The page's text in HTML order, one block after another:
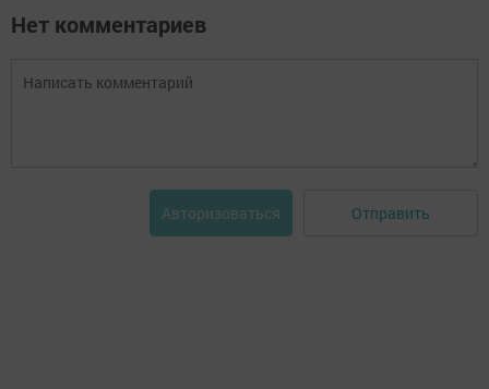
Нет комментариев
Авторизоваться Отправить